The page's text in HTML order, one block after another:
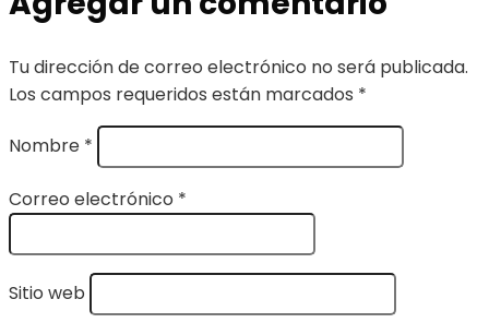
Tu dirección de correo electrónico no será publicada.
Los campos requeridos están marcados *
Nombre *
Correo electrónico *
Sitio web